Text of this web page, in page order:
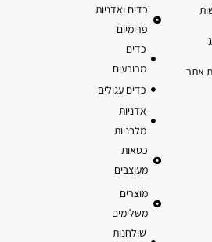
כדים ואדניות
פרימיום
כדים
מרובעים
כדים עגולים
אדניות
מלבניות
כסאות
מעוצבים
מוצרים
משלימים
שולחנות
אתר